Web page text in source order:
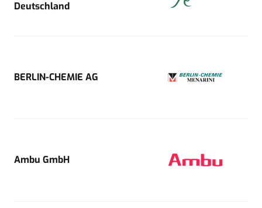
Deutschland
BERLIN-CHEMIE AG
Ambu GmbH